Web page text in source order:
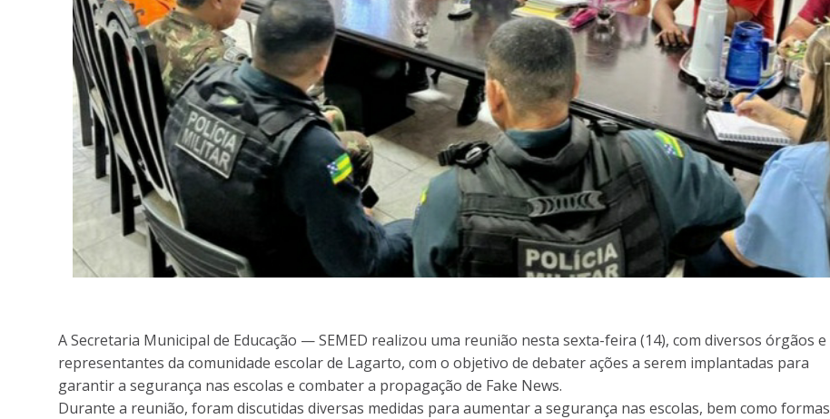
A Secretaria Municipal de Educação — SEMED realizou uma reunião nesta sexta-feira (14), com diversos órgãos e
representantes da comunidade escolar de Lagarto, com o objetivo de debater ações a serem implantadas para
garantir a segurança nas escolas e combater a propagação de Fake News.
Durante a reunião, foram discutidas diversas medidas para aumentar a segurança nas escolas, bem como formas